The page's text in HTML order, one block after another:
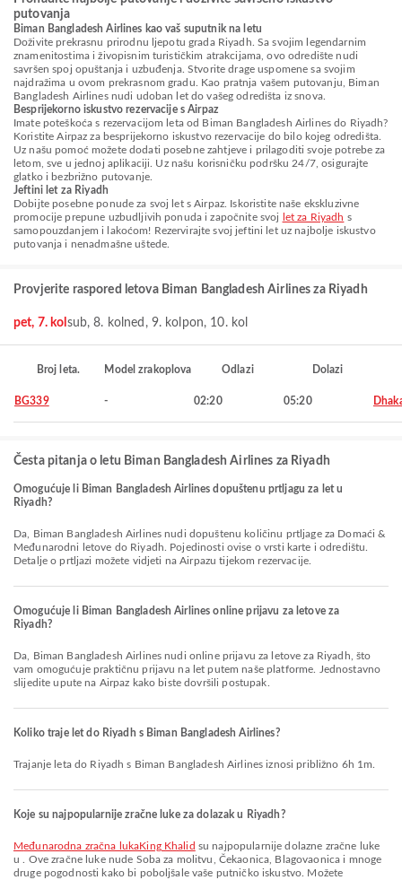
putovanja
Biman Bangladesh Airlines kao vaš suputnik na letu
Doživite prekrasnu prirodnu ljepotu grada Riyadh. Sa svojim legendarnim
znamenitostima i živopisnim turističkim atrakcijama, ovo odredište nudi
savršen spoj opuštanja i uzbuđenja. Stvorite drage uspomene sa svojim
najdražima u ovom prekrasnom gradu. Kao pratnja vašem putovanju, Biman
Bangladesh Airlines nudi udoban let do vašeg odredišta iz snova.
Besprijekorno iskustvo rezervacije s Airpaz
Imate poteškoća s rezervacijom leta od Biman Bangladesh Airlines do Riyadh?
Koristite Airpaz za besprijekorno iskustvo rezervacije do bilo kojeg odredišta.
Uz našu pomoć možete dodati posebne zahtjeve i prilagoditi svoje potrebe za
letom, sve u jednoj aplikaciji. Uz našu korisničku podršku 24/7, osigurajte
glatko i bezbrižno putovanje.
Jeftini let za Riyadh
Dobijte posebne ponude za svoj let s Airpaz. Iskoristite naše ekskluzivne
promocije prepune uzbudljivih ponuda i započnite svoj
let za Riyadh s
samopouzdanjem i lakoćom! Rezervirajte svoj jeftini let uz najbolje iskustvo
putovanja i nenadmašne uštede.
Provjerite raspored letova Biman Bangladesh Airlines za Riyadh
pet, 7. kol sub, 8. kol ned, 9. kol pon, 10. kol
Broj leta. Model zrakoplova Odlazi Dolazi
BG339 - 02:20 05:20
Česta pitanja o letu Biman Bangladesh Airlines za Riyadh
Omogućuje li Biman Bangladesh Airlines dopuštenu prtljagu za let u
Riyadh?
Da, Biman Bangladesh Airlines nudi dopuštenu količinu prtljage za Domaći &
Međunarodni letove do Riyadh. Pojedinosti ovise o vrsti karte i odredištu.
Detalje o prtljazi možete vidjeti na Airpazu tijekom rezervacije.
Omogućuje li Biman Bangladesh Airlines online prijavu za letove za
Riyadh?
Da, Biman Bangladesh Airlines nudi online prijavu za letove za Riyadh, što
vam omogućuje praktičnu prijavu na let putem naše platforme. Jednostavno
slijedite upute na Airpaz kako biste dovršili postupak.
Koliko traje let do Riyadh s Biman Bangladesh Airlines?
Trajanje leta do Riyadh s Biman Bangladesh Airlines iznosi približno 6h 1m.
Koje su najpopularnije zračne luke za dolazak u Riyadh?
Međunarodna zračna lukaKing Khalid su najpopularnije dolazne zračne luke
u . Ove zračne luke nude Soba za molitvu, Čekaonica, Blagovaonica i mnoge
druge pogodnosti kako bi poboljšale vaše putničko iskustvo. Možete